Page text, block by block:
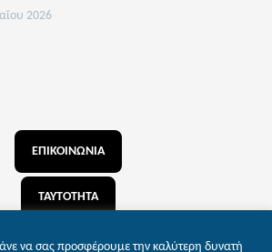
2026
Channel
ΕΠΙΚΟΙΝΩΝΙΑ
ΤΑΥΤΟΤΗΤΑ
να σας προσφέρουμε την καλύτερη δυνατή